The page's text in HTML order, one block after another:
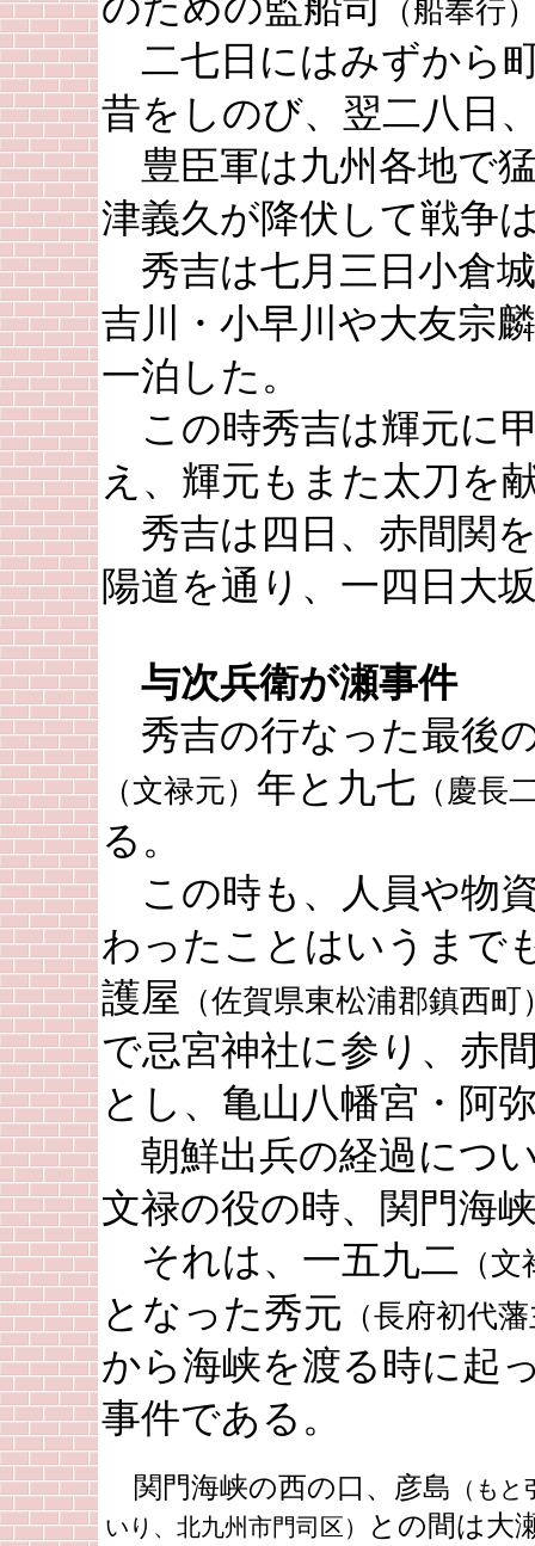
（船奉行
二七日にはみずから
昔をしのび、翌二八日
豊臣軍は九州各地で
津義久が降伏して戦争
秀吉は七月三日小倉
吉川・小早川や大友宗麟
一泊した。
この時秀吉は輝元に
え、輝元もまた太刀を
秀吉は四日、赤間関
陽道を通り、一四日大
与次兵衛が瀬事件
秀吉の行なった最後
（文禄元） 年と九七 （慶長
る。
この時も、人員や物
わったことはいうまで
護屋 （佐賀県東松浦郡鎮西町
で忌宮神社に参り、赤
とし、亀山八幡宮・阿
朝鮮出兵の経過につ
文禄の役の時、関門海
それは、一五九二 （
となった秀元 （長府初代
から海峡を渡る時に起
事件である。
関門海峡の西の口、彦島 （も
いり、北九州市門司区）
との間は大